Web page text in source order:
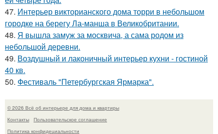
47. Интерьер викторианского дома торри в небольшом
городке на берегу Ла-манша в Великобритании.
48. Я вышла замуж за москвича, а сама родом из
небольшой деревни.
49. Воздушный и лаконичный интерьер кухни - гостиной
40 кв.
50. Фестиваль "Петербургская Ярмарка".
© 2026 Всё об интерьере для дома и квартиры
Контакты
Пользовательское соглашение
Политика конфидециальности